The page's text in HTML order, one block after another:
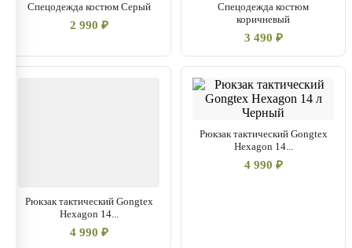
Спецодежда костюм Серый
2 990 ₽
Спецодежда костюм
коричневый
3 490 ₽
Рюкзак тактический Gongtex
Hexagon 14...
4 990 ₽
Рюкзак тактический Gongtex
Hexagon 14...
4 990 ₽